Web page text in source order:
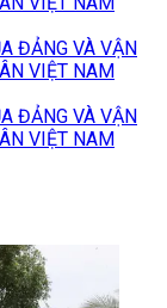
ĐẢNG VÀ VẬN
VIỆT NAM
ĐẢNG VÀ VẬN
VIỆT NAM